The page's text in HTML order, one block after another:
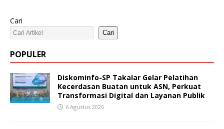
Cari
Cari
POPULER
Diskominfo-SP Takalar Gelar Pelatihan
Kecerdasan Buatan untuk ASN, Perkuat
Transformasi Digital dan Layanan Publik
6 Agustus 2026